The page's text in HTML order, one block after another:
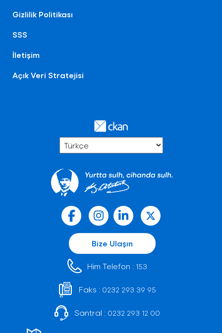
Gizlilik Politikası
SSS
İletişim
Açık Veri Stratejisi
Bize Ulaşın
Him Telefon : 153
Faks : 0232 293 39 95
Santral : 0232 293 12 00